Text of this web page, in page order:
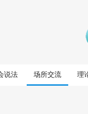
说法 场所交流 理